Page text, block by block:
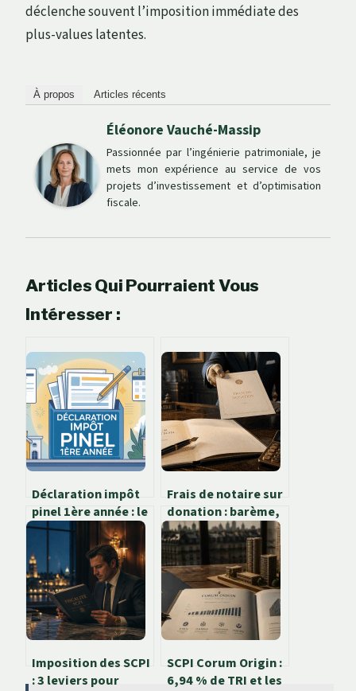
déclenche souvent l’imposition immédiate des
plus-values latentes.
À propos Articles récents
Éléonore Vauché-Massip
Passionnée par l’ingénierie patrimoniale, je
mets mon expérience au service de vos
projets d’investissement et d’optimisation
fiscale.
Articles Qui Pourraient Vous
Intéresser :
Déclaration impôt
pinel 1ère année : le
guide clair pour ne
rien rater
Frais de notaire sur
donation : barème,
calcul réel et
leviers pour
réduire la facture
Imposition des SCPI
: 3 leviers pour
SCPI Corum Origin :
6,94 % de TRI et les